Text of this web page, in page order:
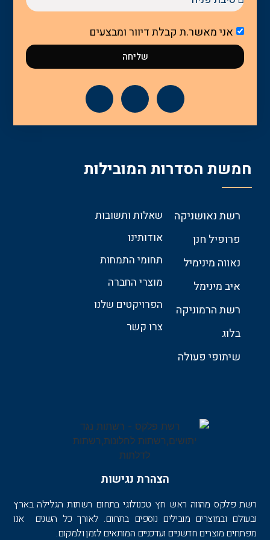
אני מאשר.ת קבלת דיוור ומבצעים
שליחה
חמשת הסדרות המובילות
רשת נאושניקה
פרופיל חנן
נאווה מינימיל
איב מינימל
רשת הרמוניקה
בלוג
שיתופי פעולה
שאלות ותשובות
אודותינו
תחומי התמחות
מוצרי החברה
הפרויקטים שלנו
צרו קשר
הצהרת נגישות
רשת פלקס מהווה ראש חץ טכנולוגי בתחום רשתות הגלילה בארץ
ובעולם ובמוצרים מובילים נוספים בתחום. לאורך כל השנים אנו
מפתחים מוצרים חדשניים ועדכניים המותאים לזמן ולמקום.